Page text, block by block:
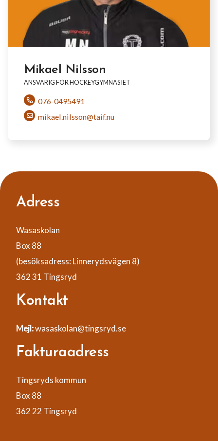
Mikael Nilsson
ANSVARIG FÖR HOCKEYGYMNASIET
076-0495491
mikael.nilsson@taif.nu
Adress
Wasaskolan
Box 88
(besöksadress: Linnerydsvägen 8)
362 31 Tingsryd
Kontakt
Mejl:wasaskolan@tingsryd.se
Fakturaadress
Tingsryds kommun
Box 88
362 22 Tingsryd